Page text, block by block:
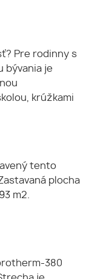
Pre rodinny s
bývania je
krúžkami
tento
plocha
m2.
380